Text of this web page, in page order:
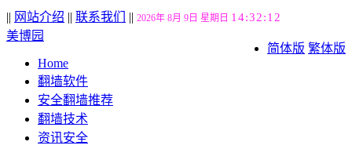
|| 网站介绍 || 联系我们 || 2026年 8月 9日 星期日 14:32:13
简体版 繁体版
美博园
Home
翻墙软件
安全翻墙推荐
翻墙技术
资讯安全